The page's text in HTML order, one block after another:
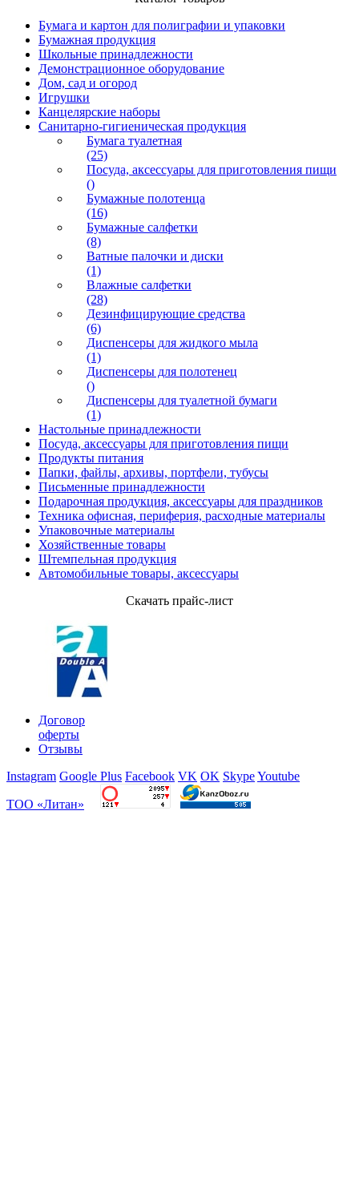
Бумага и картон для полиграфии и упаковки
Бумажная продукция
Школьные принадлежности
Демонстрационное оборудование
Дом, сад и огород
Игрушки
Канцелярские наборы
Санитарно-гигиеническая продукция
Бумага туалетная
(25)
Посуда, аксессуары для приготовления пищи
()
Бумажные полотенца
(16)
Бумажные салфетки
(8)
Ватные палочки и диски
(1)
Влажные салфетки
(28)
Дезинфицирующие средства
(6)
Диспенсеры для жидкого мыла
(1)
Диспенсеры для полотенец
()
Диспенсеры для туалетной бумаги
(1)
Настольные принадлежности
Посуда, аксессуары для приготовления пищи
Продукты питания
Папки, файлы, архивы, портфели, тубусы
Письменные принадлежности
Подарочная продукция, аксессуары для праздников
Техника офисная, периферия, расходные материалы
Упаковочные материалы
Хозяйственные товары
Штемпельная продукция
Автомобильные товары, аксессуары
Скачать прайс-лист
Договор
оферты
Отзывы
Instagram Google Plus Facebook VK OK SkypeYoutube
ТОО «Литан»